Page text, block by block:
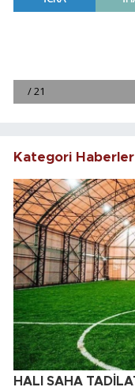
Kategori Haberler
HALI SAHA